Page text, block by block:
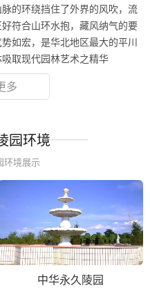
的环绕挡住了外界的风吹，流
符合山环水抱，藏风纳气的要
如宏，是华北地区最大的平川
取现代园林艺术之精华
多
园环境
环境展示
中华永久陵园